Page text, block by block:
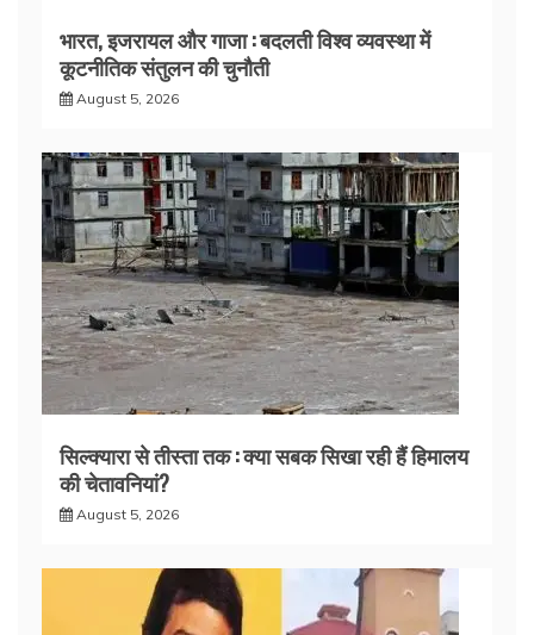
भारत, इजरायल और गाजा : बदलती विश्व व्यवस्था में
कूटनीतिक संतुलन की चुनौती
August 5, 2026
सिल्क्यारा से तीस्ता तक : क्या सबक सिखा रही हैं हिमालय
की चेतावनियां?
August 5, 2026